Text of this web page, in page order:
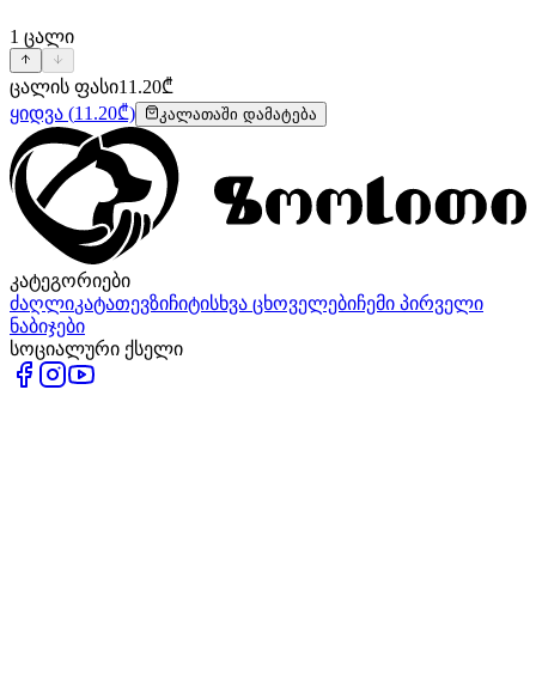
1 ცალი
ცალის ფასი11.20₾
ყიდვა (11.20₾) კალათაში დამატება
კატეგორიები
ძაღლიკატათევზიჩიტისხვა ცხოველებიჩემი პირველი
ნაბიჯები
სოციალური ქსელი